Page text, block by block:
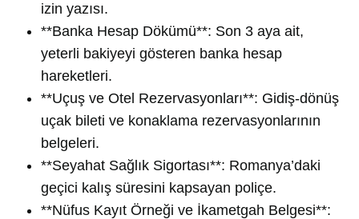
izin yazısı.
**Banka Hesap Dökümü**: Son 3 aya ait,
yeterli bakiyeyi gösteren banka hesap
hareketleri.
**Uçuş ve Otel Rezervasyonları**: Gidiş-dönüş
uçak bileti ve konaklama rezervasyonlarının
belgeleri.
**Seyahat Sağlık Sigortası**: Romanya’daki
geçici kalış süresini kapsayan poliçe.
**Nüfus Kayıt Örneği ve İkametgah Belgesi**: